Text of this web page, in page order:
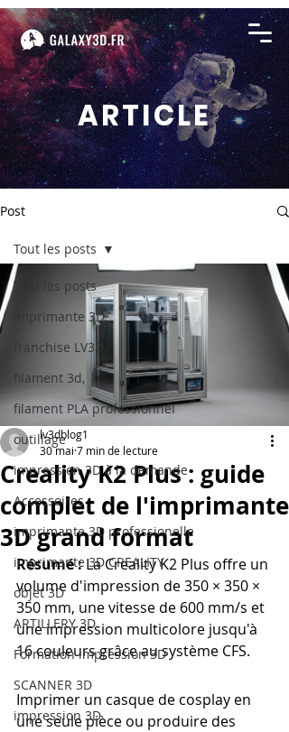
ARTICLE
Post
Tout les posts
imprimante 3D,
franchise LV3D,
filament 3d,
filament PLA professionnel
outillage
impression 3D à la demande
Accessoires
imprimante 3D professionelle
imprimante 3D CREALITY
objet 3D
ARTILLERY 3D
Formation impression 3D
SCANNER 3D
impression 3D
Tout les posts
Creality K2 Plus : guide
complet de l'imprimante
3D grand format
lv3dblog1
30 mai 7 min de lecture
Résumé : La Creality K2 Plus offre un
volume d'impression de 350 × 350 ×
350 mm, une vitesse de 600 mm/s et
une impression multicolore jusqu'à
16 couleurs grâce au système CFS.
Imprimer un casque de cosplay en
une seule pièce ou produire des